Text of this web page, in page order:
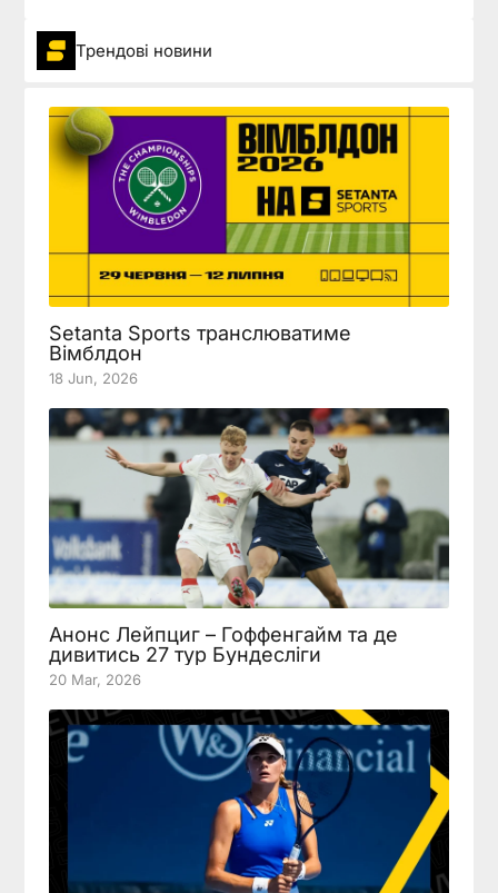
Трендові новини
Setanta Sports транслюватиме
Вімблдон
18 Jun, 2026
Анонс Лейпциг – Гоффенгайм та де
дивитись 27 тур Бундесліги
20 Mar, 2026